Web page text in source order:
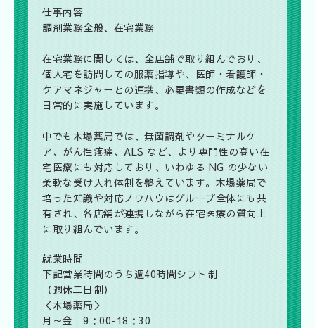
仕事内容
調剤業務全般、在宅業務
在宅業務に関しては、全店舗で取り組んでおり、
個人宅を訪問しての服薬指導や、医師・看護師・
ケアマネジャーとの連携、必要書類の作成などを
日常的に実施しています。
中でも木場薬局では、無菌調剤やターミナルケ
ア、がん性疼痛、ALS など、より専門性の高い在
宅医療にも対応しており、いわゆる NG の少ない
柔軟な受け入れ体制を整えています。木場薬局で
培った知識や対応ノウハウはグループ全体にも共
有され、各店舗が連携しながら在宅医療の質向上
に取り組んでいます。
就業時間
下記営業時間のうち週40時間シフト制
（週休二日制）
＜木場薬局＞
月～金 9：00-18：30